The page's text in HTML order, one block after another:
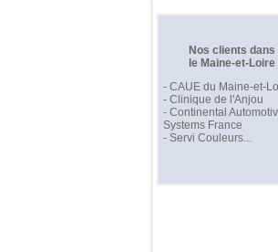
Nos clients dans
le Maine-et-Loire
- CAUE du Maine-et-
- Clinique de l'Anjou
- Continental
Systems France
- Servi Couleurs...